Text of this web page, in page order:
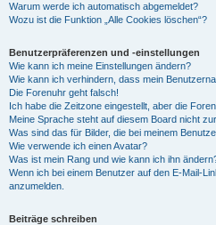
Warum werde ich automatisch abgemeldet?
Wozu ist die Funktion „Alle Cookies löschen“?
Benutzerpräferenzen und -einstellungen
Wie kann ich meine Einstellungen ändern?
Wie kann ich verhindern, dass mein
Die Forenuhr geht falsch!
Ich habe die Zeitzone eingestellt, aber die
Meine Sprache steht auf diesem Board nicht
Was sind das für Bilder, die bei meinem
Wie verwende ich einen Avatar?
Was ist mein Rang und wie kann ich ihn
Wenn ich bei einem Benutzer auf den E-Mail-
anzumelden.
Beiträge schreiben